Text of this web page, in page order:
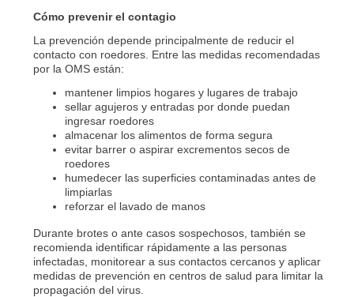
Cómo prevenir el contagio
La prevención depende principalmente de reducir el
contacto con roedores. Entre las medidas recomendadas
por la OMS están:
mantener limpios hogares y lugares de trabajo
sellar agujeros y entradas por donde puedan
ingresar roedores
almacenar los alimentos de forma segura
evitar barrer o aspirar excrementos secos de
roedores
humedecer las superficies contaminadas antes de
limpiarlas
reforzar el lavado de manos
Durante brotes o ante casos sospechosos, también se
recomienda identificar rápidamente a las personas
infectadas, monitorear a sus contactos cercanos y aplicar
medidas de prevención en centros de salud para limitar la
propagación del virus.